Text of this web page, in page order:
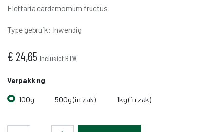
Elettaria cardamomum fructus
Type gebruik: Inwendig
€ 24,65 Inclusief BTW
Verpakking
100g 500g (in zak) 1kg (in zak)